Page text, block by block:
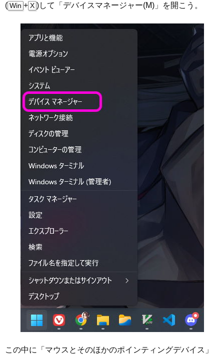
( Win + X )して「デバイスマネージャー(M)」を開こう。
この中に「マウスとそのほかのポインティングデバイス」